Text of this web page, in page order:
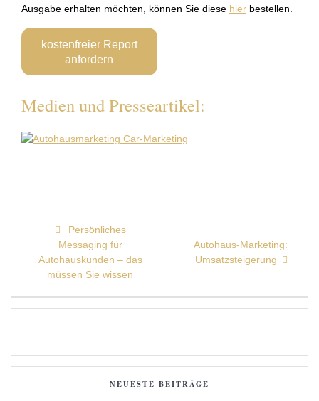
Ausgabe erhalten möchten, können Sie diese hier bestellen.
kostenfreier Report
anfordern
Medien und Presseartikel:
Beitragsnavigation
Previous
post:
Persönliches
Messaging für
Autohauskunden – das
müssen Sie wissen
Next
post:
Autohaus-Marketing:
Umsatzsteigerung
NEUESTE BEITRÄGE